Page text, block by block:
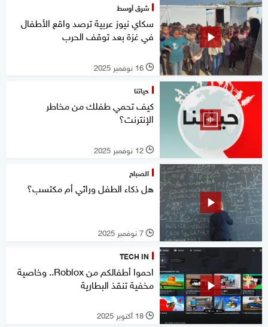
شرق أوسط
سكاي نيوز عربية ترصد واقع الأطفال
في غزة بعد توقف الحرب
l 16 نوفمبر 2025
حياتنا
كيف تحمي طفلك من مخاطر
الإنترنت؟
l 12 نوفمبر 2025
الصباح
هل ذكاء الطفل وراثي أم مكتسب؟
l 7 نوفمبر 2025
TECH IN
احموا أطفالكم من Roblox.. وخاصية
مخفية تنقذ البطارية
l 18 أكتوبر 2025